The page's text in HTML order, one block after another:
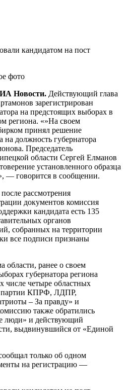
фото
Новости. Действующий глава
зарегистрирован
на предстоящих выборах в
региона. «»На своем
принял решение
на должность губернатора
Председатель
области Сергей Елманов
установленного образца
— говорится в сообщении.
рассмотрения
документов комиссия
кандидата есть 135
органов
собранных на территории
все подписи признаны
области, ранее о своем
губернатора региона
числе четыре областных
партии КПРФ, ЛДПР,
– За правду» и
также обратились
люди» и действующий
выдвинувшийся от «Единой
только об одном
на регистрацию —